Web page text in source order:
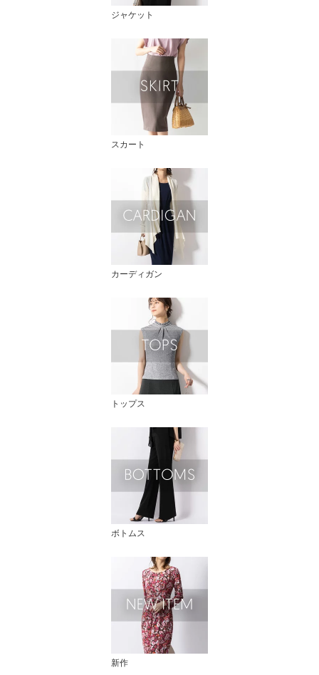
ジャケット
スカート
カーディガン
トップス
ボトムス
新作